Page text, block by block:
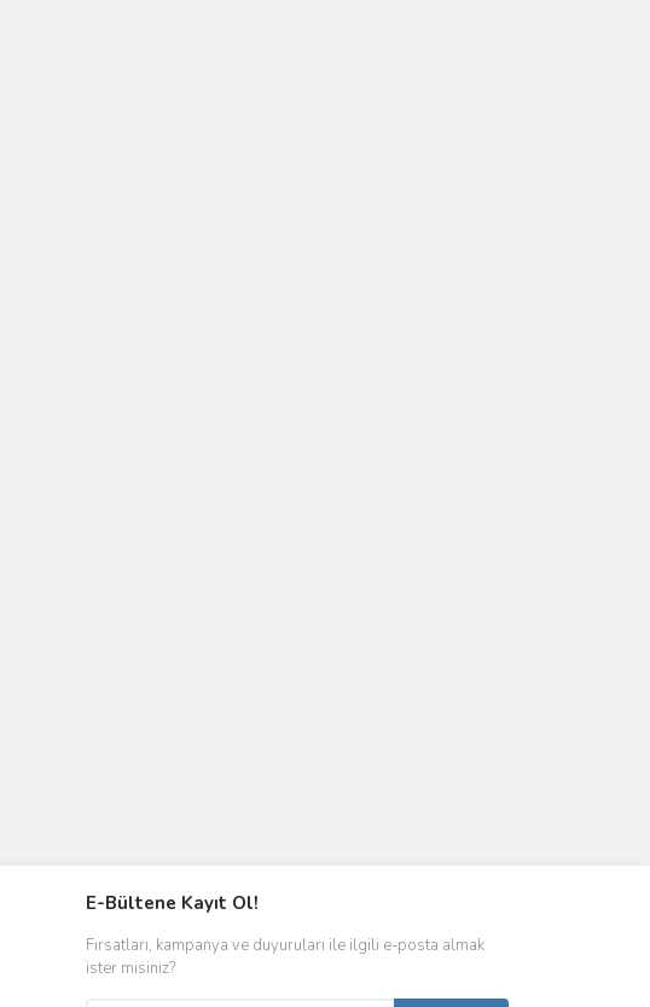
E-Bültene Kayıt Ol!
Fırsatları, kampanya ve duyuruları ile ilgili e-posta almak
ister misiniz?